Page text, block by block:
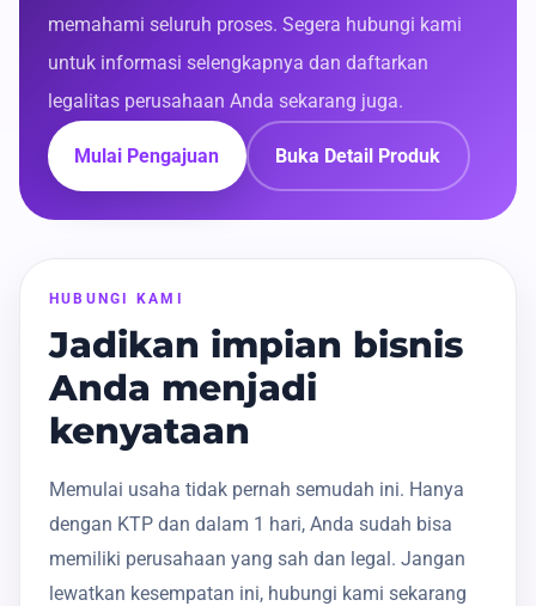
memahami seluruh proses. Segera hubungi kami
untuk informasi selengkapnya dan daftarkan
legalitas perusahaan Anda sekarang juga.
Mulai Pengajuan Buka Detail Produk
HUBUNGI KAMI
Jadikan impian bisnis
Anda menjadi
kenyataan
Memulai usaha tidak pernah semudah ini. Hanya
dengan KTP dan dalam 1 hari, Anda sudah bisa
memiliki perusahaan yang sah dan legal. Jangan
lewatkan kesempatan ini, hubungi kami sekarang